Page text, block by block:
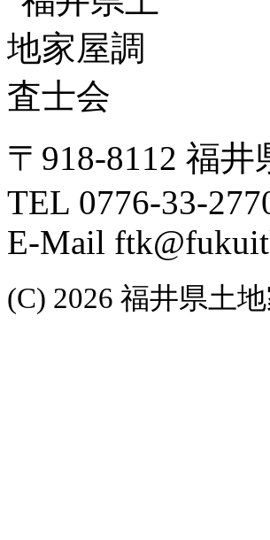
〒918-8112 福
TEL 0776-33-
E-Mail
(C) 2026 福井県土